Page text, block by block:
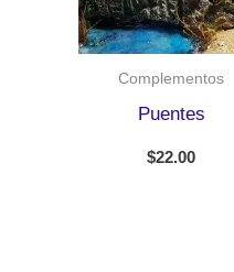
Complementos
Puentes
$22.00